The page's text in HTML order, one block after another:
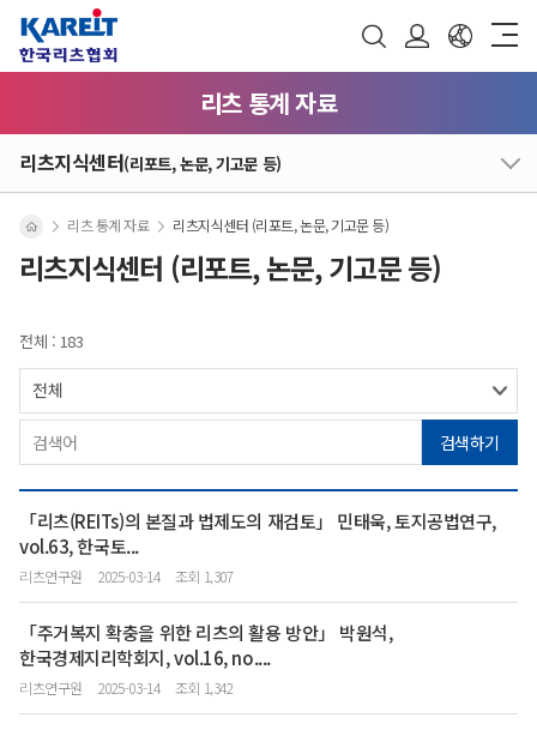
리츠 통계 자료
리츠지식센터(리포트, 논문, 기고문 등)
리츠지식센터 (리포트, 논문, 기고문 등)
리츠 통계 자료 리츠지식센터 (리포트, 논문, 기고문 등)
전체 : 183
검색하기
「리츠(REITs)의 본질과 법제도의 재검토」 민태욱, 토지공법연구,
vol.63, 한국토...
리츠연구원 2025-03-14 조회 1,307
「주거복지 확충을 위한 리츠의 활용 방안」 박원석,
한국경제지리학회지, vol.16, no....
리츠연구원 2025-03-14 조회 1,342